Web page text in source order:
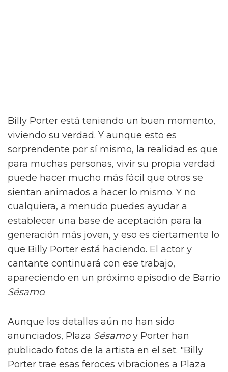
Billy Porter está teniendo un buen momento,
viviendo su verdad. Y aunque esto es
sorprendente por sí mismo, la realidad es que
para muchas personas, vivir su propia verdad
puede hacer mucho más fácil que otros se
sientan animados a hacer lo mismo. Y no
cualquiera, a menudo puedes ayudar a
establecer una base de aceptación para la
generación más joven, y eso es ciertamente lo
que Billy Porter está haciendo. El actor y
cantante continuará con ese trabajo,
apareciendo en un próximo episodio de Barrio
Sésamo.
Aunque los detalles aún no han sido
anunciados, Plaza Sésamoy Porter han
publicado fotos de la artista en el set. "Billy
Porter trae esas feroces vibraciones a Plaza